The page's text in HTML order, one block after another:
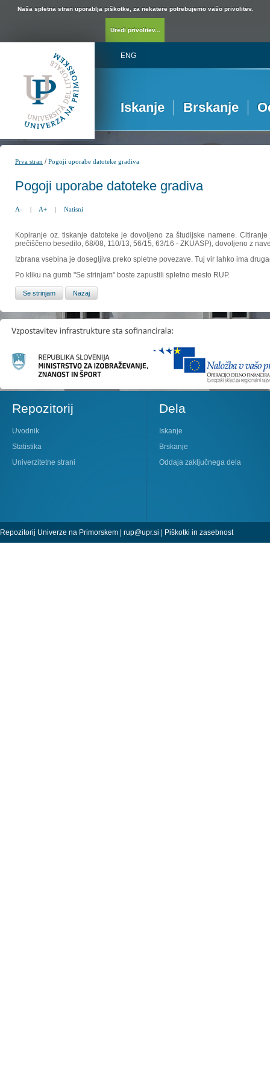
Naša spletna stran uporablja piškotke, za nekatere potrebujemo vašo privolitev.
Uredi privolitev...
ENG
Iskanje Brskanje
Prva stran /Pogoji uporabe datoteke gradiva
Pogoji uporabe datoteke gradiva
A- | A+ | Natisni
Kopiranje oz. tiskanje datoteke je dovoljeno za študijske namene.
prečiščeno besedilo, 68/08, 110/13, 56/15, 63/16 - ZKUASP), dovoljeno z
Izbrana vsebina je dosegljiva preko spletne povezave. Tuj vir lahko ima
Po kliku na gumb "Se strinjam" boste zapustili spletno mesto RUP.
Repozitorij
Uvodnik
Statistika
Univerzitetne strani
Dela
Iskanje
Brskanje
Oddaja zaključnega dela
Repozitorij Univerze na Primorskem | rup@upr.si | Piškotki in zasebnost